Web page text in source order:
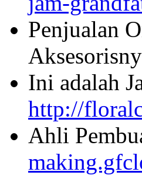
Penjualan
Ini adalah
http://
Ahli